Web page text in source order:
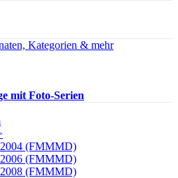
Kategorien & mehr
mit Foto-Serien
(FMMMD)
(FMMMD)
(FMMMD)